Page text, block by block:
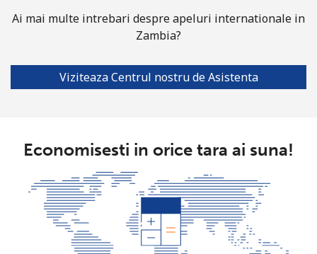
Ai mai multe intrebari despre apeluri internationale in
Zambia?
Viziteaza Centrul nostru de Asistenta
Economisesti in orice tara ai suna!